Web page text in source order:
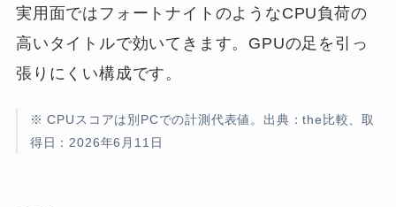
実用面ではフォートナイトのようなCPU負荷の
高いタイトルで効いてきます。GPUの足を引っ
張りにくい構成です。
※ CPUスコアは別PCでの計測代表値。出典：the比較、取
得日：2026年6月11日